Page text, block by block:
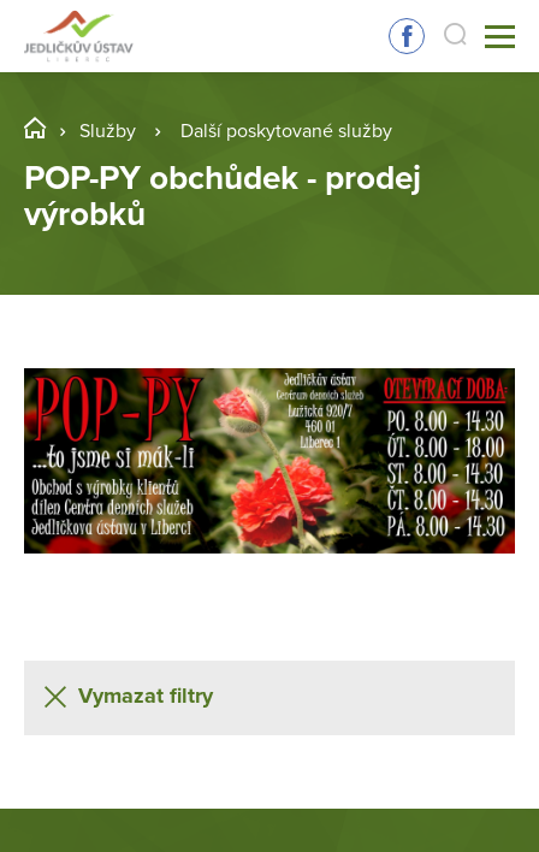
Služby Další poskytované služby
POP-PY obchůdek - prodej
výrobků
Vymazat filtry